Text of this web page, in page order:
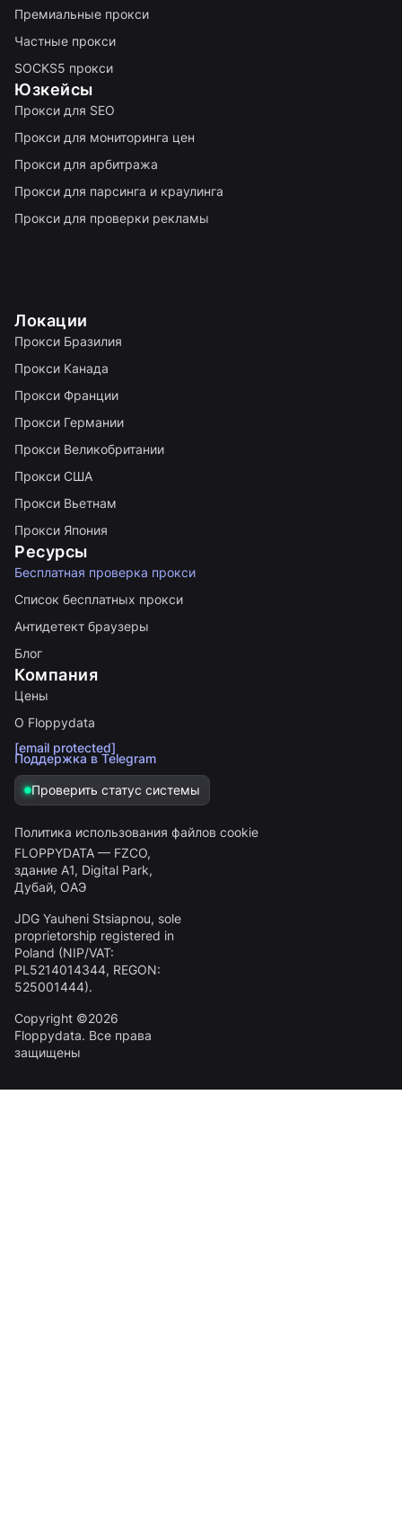
Премиальные прокси
Частные прокси
SOCKS5 прокси
Юзкейсы
Прокси для SEO
Прокси для мониторинга цен
Прокси для арбитража
Прокси для парсинга и краулинга
Прокси для проверки рекламы
Локации
Прокси Бразилия
Прокси Канада
Прокси Франции
Прокси Германии
Прокси Великобритании
Прокси США
Прокси Вьетнам
Прокси Япония
Ресурсы
Бесплатная проверка прокси
Список бесплатных прокси
Антидетект браузеры
Блог
Компания
Цены
О Floppydata
[email protected]
Поддержка в Telegram
Проверить статус системы
FLOPPYDATA — FZCO,
здание A1, Digital Park,
Дубай, ОАЭ
JDG Yauheni Stsiapnou, sole
proprietorship registered in
Poland (NIP/VAT:
PL5214014344, REGON:
525001444).
Copyright ©2026
Floppydata. Все права
защищены
Политика использования файлов cookie